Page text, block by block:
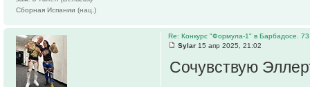
Сборная Испании (нац.)
Re: Конкурс "Формула-1" в Барбадосе. 73
Sylar 15 апр 2025, 21:02
Сочувствую